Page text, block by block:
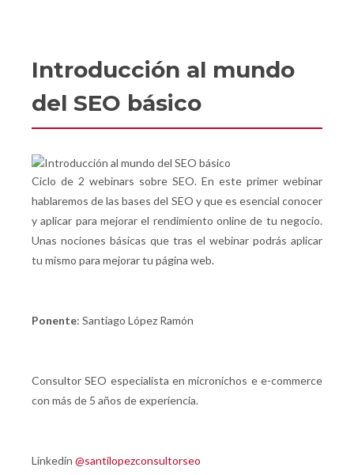
Introducción al mundo
del SEO básico
Ciclo de 2 webinars sobre SEO. En este primer webinar
hablaremos de las bases del SEO y que es esencial conocer
y aplicar para mejorar el rendimiento online de tu negocio.
Unas nociones básicas que tras el webinar podrás aplicar
tu mismo para mejorar tu página web.
Ponente: Santiago López Ramón
Consultor SEO especialista en micronichos e e-commerce
con más de 5 años de experiencia.
Linkedin @santilopezconsultorseo